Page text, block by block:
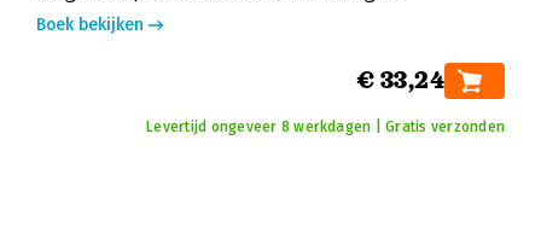
Boek bekijken
€ 33,24
Levertijd ongeveer 8 werkdagen | Gratis verzonden